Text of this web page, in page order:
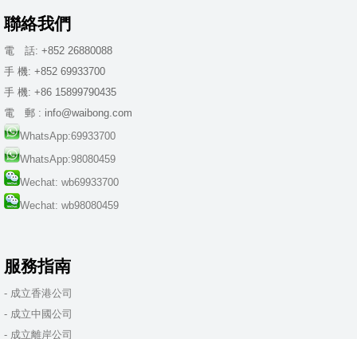
聯絡我們
電 話: +852 26880088
手 機: +852 69933700
手 機: +86 15899790435
電 郵 : info@waibong.com
WhatsApp:69933700
WhatsApp:98080459
Wechat: wb69933700
Wechat: wb98080459
服務指南
- 成立香港公司
- 成立中國公司
- 成立離岸公司